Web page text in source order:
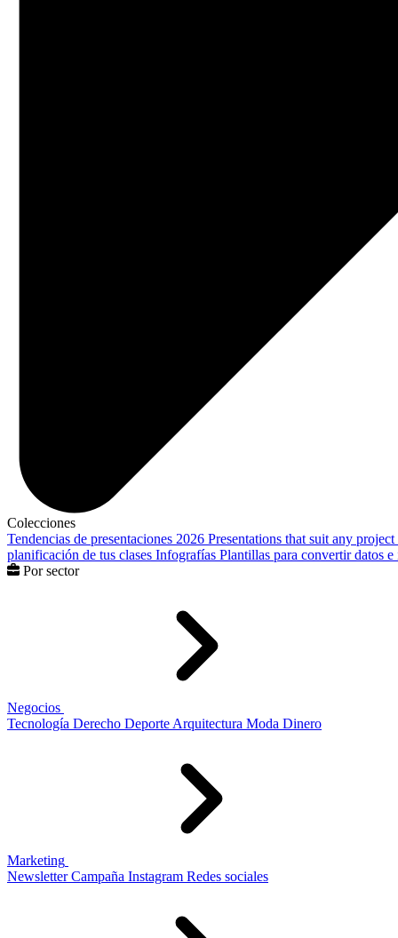
Colecciones
Tendencias de presentaciones 2026 Presentations that suit any project
planificación de tus clases Infografías Plantillas para convertir datos
Por sector
Negocios
Tecnología Derecho Deporte Arquitectura Moda Dinero
Marketing
Newsletter Campaña Instagram Redes sociales